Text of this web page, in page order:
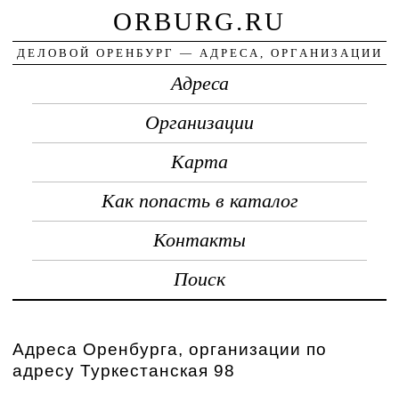
ORBURG.RU
ДЕЛОВОЙ ОРЕНБУРГ — АДРЕСА, ОРГАНИЗАЦИИ
Адреса
Организации
Карта
Как попасть в каталог
Контакты
Поиск
Адреса Оренбурга, организации по
адресу Туркестанская 98